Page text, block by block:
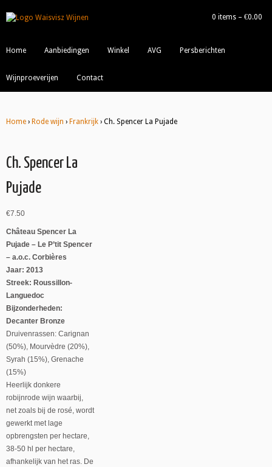
0 items – €0.00
Home Aanbiedingen Winkel AVG Persberichten
Wijnproeverijen Contact
Home › Rode wijn › Frankrijk › Ch. Spencer La Pujade
Ch. Spencer La
Pujade
€7.50
Château Spencer La
Pujade – Le P’tit Spencer
– a.o.c. Corbières
Jaar: 2013
Streek: Roussillon-
Languedoc
Bijzonderheden:
Decanter Bronze
Druivenrassen: Carignan
(50%), Mourvèdre (20%),
Syrah (15%), Grenache
(15%)
Heerlijk donkere
robijnrode wijn waarbij,
net zoals bij de rosé, wordt
gewerkt met lage
opbrengsten per hectare,
38-50 hl per hectare,
afhankelijk van het ras. De